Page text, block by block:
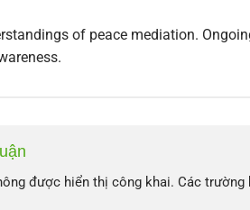
of peace mediation.
được hiển thị công khai. Các trường